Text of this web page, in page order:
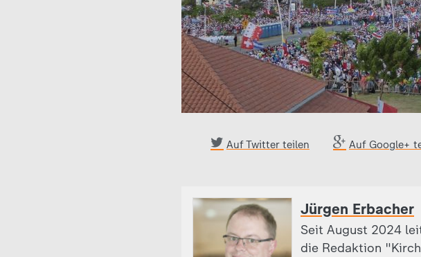
Auf Twitter teilen Auf Google+
Jürgen Erbacher
Seit August 2024
die Redaktion